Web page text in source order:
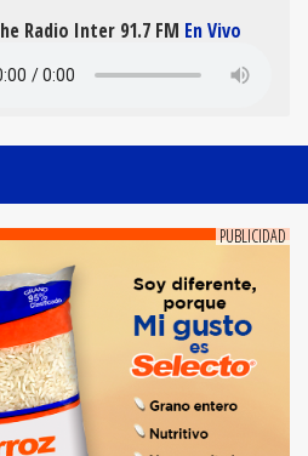
Radio Inter 91.7 FM En Vivo